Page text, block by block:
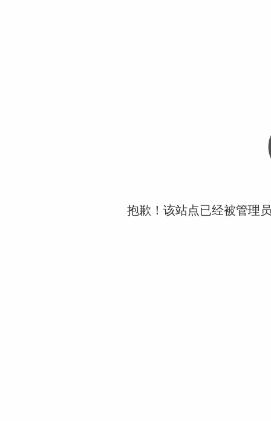
抱歉！该站点已经被管理